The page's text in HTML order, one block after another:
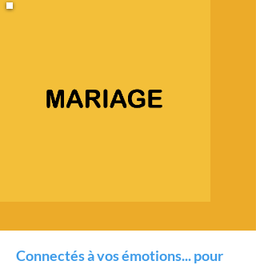
Connectés à vos émotions... pour